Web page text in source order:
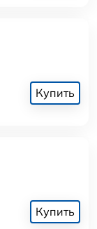
Купить
Купить